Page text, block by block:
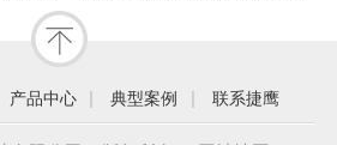
产品中心 | 典型案例 | 联系捷鹰